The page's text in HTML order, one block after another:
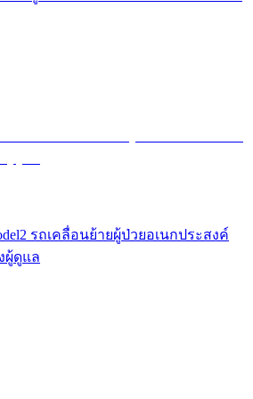
รถเคลื่อนย้ายผู้ป่วยอเนกประสงค์
ผู้ดูแล